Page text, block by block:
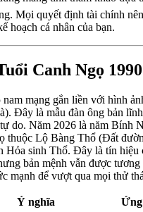
Mọi quyết định tài chính
hoạch cá nhân của bạn.
Canh Ngọ
nam mạng gắn liền với hình
Đây là mẫu đàn ông bản
do. Năm 2026 là năm Bính
thuộc Lộ Bàng Thổ (Đất
Hỏa sinh Thổ. Đây là tín hiệu
bản mệnh vẫn được
mạnh để vượt qua mọi thử
Ý nghĩa